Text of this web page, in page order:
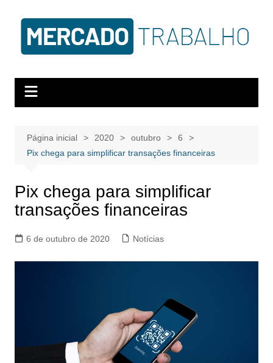
Página inicial 2020 outubro
6
Pix chega para simplificar transações financeiras
Pix chega para simplificar
transações financeiras
6 de outubro de 2020 Notícias